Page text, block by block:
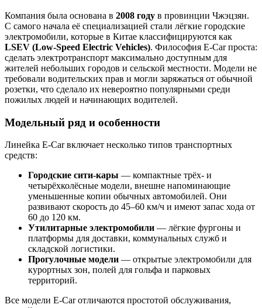
Компания была основана в 2008 году в провинции Чжэцзян.
С самого начала её специализацией стали лёгкие городские
электромобили, которые в Китае классифицируются как
LSEV (Low-Speed Electric Vehicles). Философия E-Car проста:
сделать электротранспорт максимально доступным для
жителей небольших городов и сельской местности. Модели не
требовали водительских прав и могли заряжаться от обычной
розетки, что сделало их невероятно популярными среди
пожилых людей и начинающих водителей.
Модельный ряд и особенности
Линейка E-Car включает несколько типов транспортных
средств:
Городские сити-кары — компактные трёх- и
четырёхколёсные модели, внешне напоминающие
уменьшенные копии обычных автомобилей. Они
развивают скорость до 45–60 км/ч и имеют запас хода от
60 до 120 км.
Утилитарные электромобили — лёгкие фургоны и
платформы для доставки, коммунальных служб и
складской логистики.
Прогулочные модели — открытые электромобили для
курортных зон, полей для гольфа и парковых
территорий.
Все модели E-Car отличаются простотой обслуживания,